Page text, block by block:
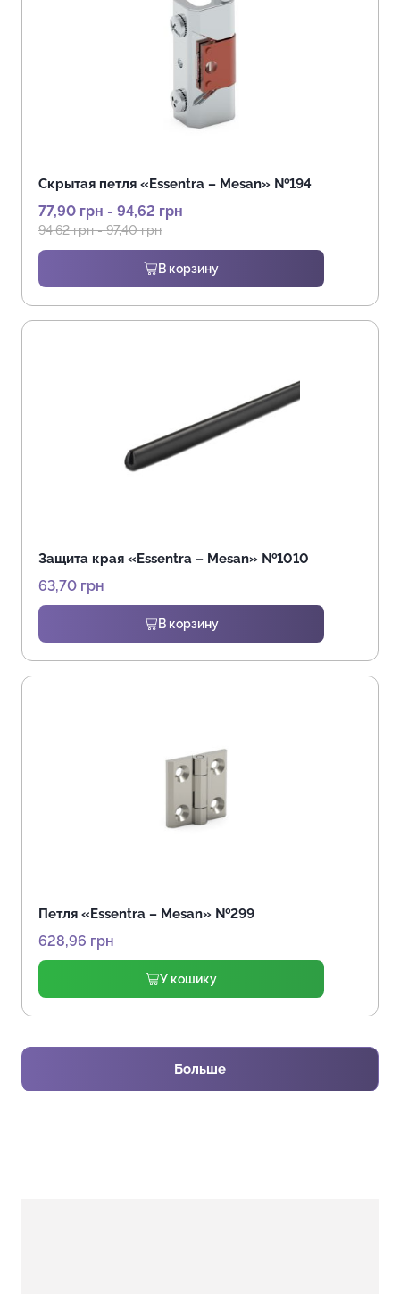
Скрытая петля «Essentra – Mesan» №194
77,90 грн - 94,62 грн
94,62грн-97,40грн
В корзину
Защита края «Essentra – Mesan» №1010
63,70 грн
В корзину
Петля «Essentra – Mesan» №299
628,96 грн
У кошику
Больше